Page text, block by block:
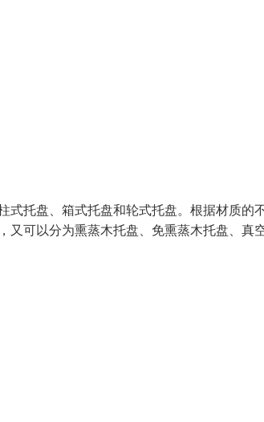
式托盘、箱式托盘和轮式托盘。根据材质的
又可以分为熏蒸木托盘、免熏蒸木托盘、真